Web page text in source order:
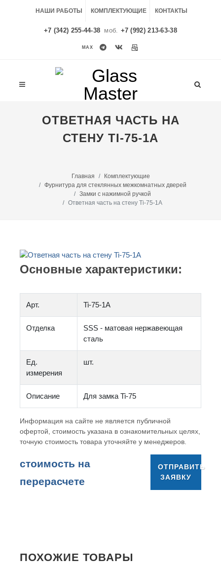
НАШИ РАБОТЫ КОМПЛЕКТУЮЩИЕ КОНТАКТЫ
+7 (342) 255-44-38 моб. +7 (992) 213-63-38
MAX
ОТВЕТНАЯ ЧАСТЬ НА
СТЕНУ TI-75-1A
Главная
Комплектующие
Фурнитура для стеклянных межкомнатных дверей
Замки с нажимной ручкой
Ответная часть на стену Ti-75-1A
Основные характеристики:
Арт. Ti-75-1A
Отделка
SSS - матовая нержавеющая
сталь
Ед.
измерения
шт.
Описание Для замка Ti-75
Информация на сайте не является публичной
офертой, стоимость указана в ознакомительных целях,
точную стоимость товара уточняйте у менеджеров.
cтоимость на
перерасчете
ОТПРАВИТЬ
ЗАЯВКУ
ПОХОЖИЕ ТОВАРЫ